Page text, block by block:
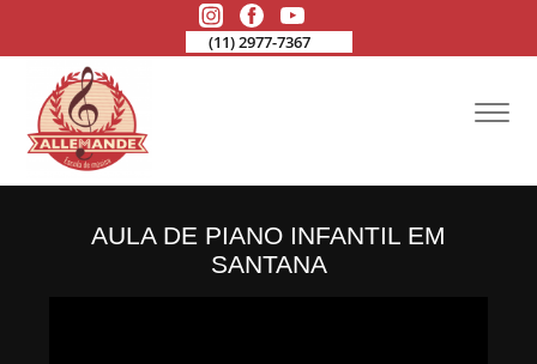
(11) 2977-7367
AULA DE PIANO INFANTIL EM
SANTANA